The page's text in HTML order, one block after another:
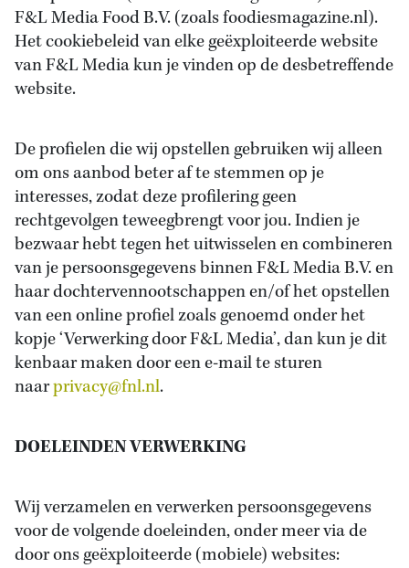
F&L Media Food B.V. (zoals foodiesmagazine.nl).
Het cookiebeleid van elke geëxploiteerde website
van F&L Media kun je vinden op de desbetreffende
website.
De profielen die wij opstellen gebruiken wij alleen
om ons aanbod beter af te stemmen op je
interesses, zodat deze profilering geen
rechtgevolgen teweegbrengt voor jou. Indien je
bezwaar hebt tegen het uitwisselen en combineren
van je persoonsgegevens binnen F&L Media B.V. en
haar dochtervennootschappen en/of het opstellen
van een online profiel zoals genoemd onder het
kopje ‘Verwerking door F&L Media’, dan kun je dit
kenbaar maken door een e-mail te sturen
naarprivacy@fnl.nl.
DOELEINDEN VERWERKING
Wij verzamelen en verwerken persoonsgegevens
voor de volgende doeleinden, onder meer via de
door ons geëxploiteerde (mobiele) websites: